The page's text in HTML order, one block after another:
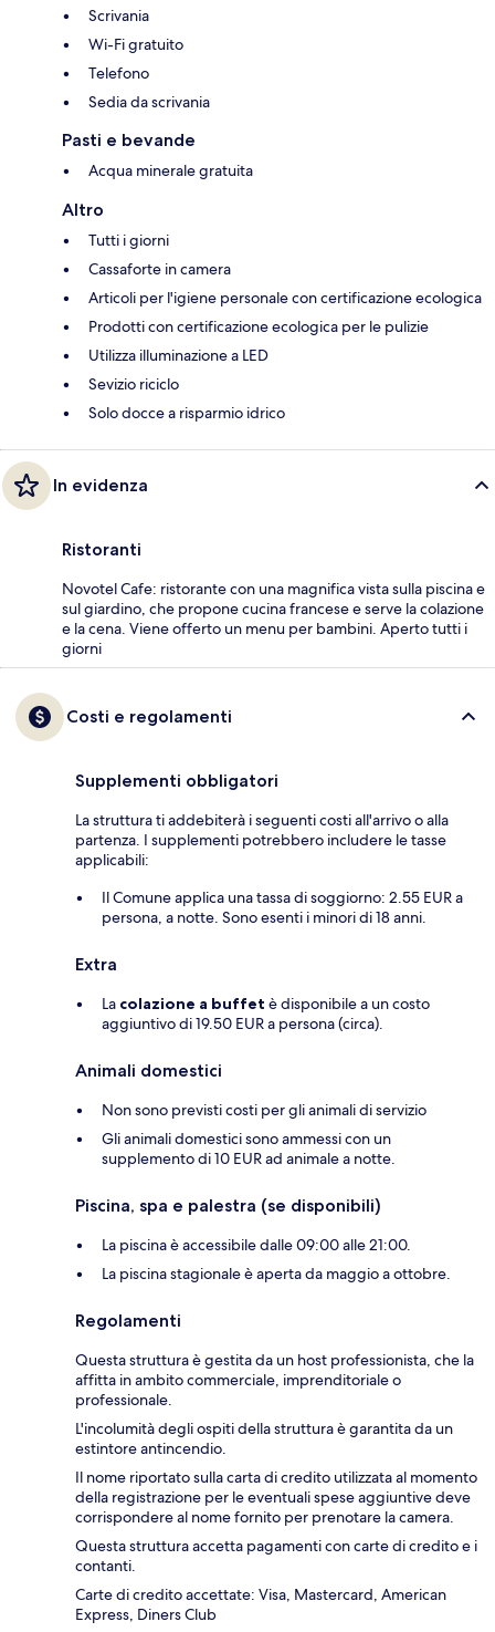
Scrivania
Wi-Fi gratuito
Telefono
Sedia da scrivania
Pasti e bevande
Acqua minerale gratuita
Altro
Tutti i giorni
Cassaforte in camera
Articoli per l'igiene personale con certificazione ecologica
Prodotti con certificazione ecologica per le pulizie
Utilizza illuminazione a LED
Sevizio riciclo
Solo docce a risparmio idrico
In evidenza
Ristoranti
Novotel Cafe: ristorante con una magnifica vista sulla piscina e
sul giardino, che propone cucina francese e serve la colazione
e la cena. Viene offerto un menu per bambini. Aperto tutti i
giorni
Costi e regolamenti
Supplementi obbligatori
La struttura ti addebiterà i seguenti costi all'arrivo o alla
partenza. I supplementi potrebbero includere le tasse
applicabili:
Il Comune applica una tassa di soggiorno: 2.55 EUR a
persona, a notte. Sono esenti i minori di 18 anni.
Extra
La colazione a buffet è disponibile a un costo
aggiuntivo di 19.50 EUR a persona (circa).
Animali domestici
Non sono previsti costi per gli animali di servizio
Gli animali domestici sono ammessi con un
supplemento di 10 EUR ad animale a notte.
Piscina, spa e palestra (se disponibili)
La piscina è accessibile dalle 09:00 alle 21:00.
La piscina stagionale è aperta da maggio a ottobre.
Regolamenti
Questa struttura è gestita da un host professionista, che la
affitta in ambito commerciale, imprenditoriale o
professionale.
L'incolumità degli ospiti della struttura è garantita da un
estintore antincendio.
Il nome riportato sulla carta di credito utilizzata al momento
della registrazione per le eventuali spese aggiuntive deve
corrispondere al nome fornito per prenotare la camera.
Questa struttura accetta pagamenti con carte di credito e i
contanti.
Carte di credito accettate: Visa, Mastercard, American
Express, Diners Club